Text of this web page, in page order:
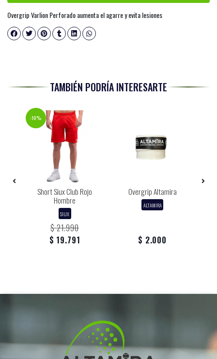
Overgrip Varlion Perforado aumenta el agarre y evita lesiones
TAMBIÉN PODRÍA INTERESARTE
-10%
Short Siux Club Rojo
Hombre
SIUX
$ 21.990
$ 19.791
Overgrip Altamira
ALTAMIRA
$ 2.000